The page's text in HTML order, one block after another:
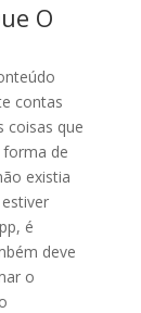
O
contas
coisas que
de
existia
é
deve
o